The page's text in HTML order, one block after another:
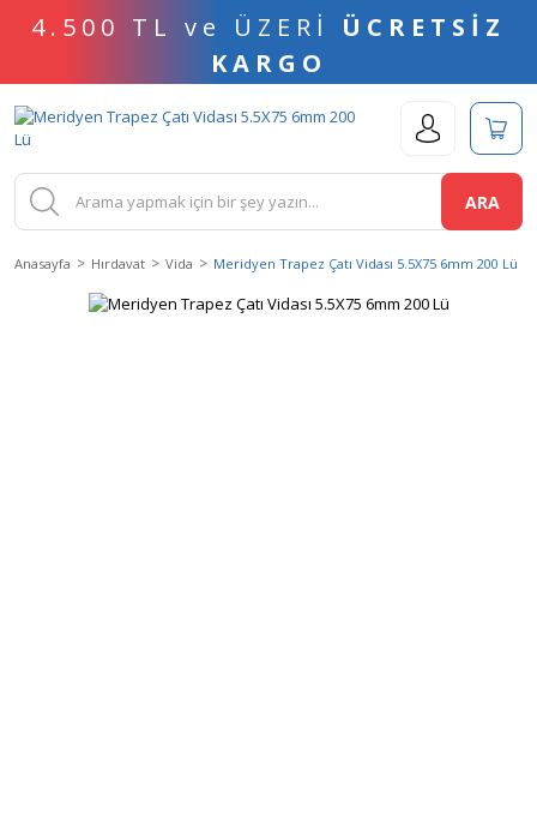
4.500 TL ve ÜZERİ ÜCRETSİZ
KARGO
ARA
Anasayfa Hırdavat Vida Meridyen Trapez Çatı Vidası 5.5X75 6mm 200 Lü